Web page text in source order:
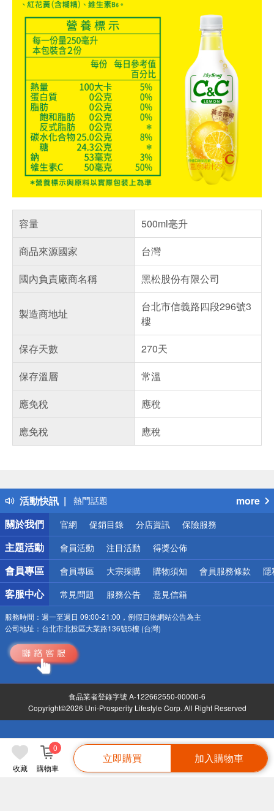
收藏 購物車
0
立即購買 加入購物車
容量
500ml毫升
商品來源國家
台灣
國內負責廠商名稱
黑松股份有限公司
製造商地址
台北市信義路四段296號3
樓
保存天數
270天
保存溫層
常溫
應免稅
應稅
應免稅
應稅
活動快訊
得獎公告
熱門話題
銀行優惠
偏遠地區配送
詐騙網頁！請小心！
more
關於我們
官網 促銷目錄 分店資訊 保險服務
主題活動 會員活動 注目活動 得獎公佈
會員專區 會員專區 大宗採購 購物須知 會員服務條款 隱
客服中心 常見問題 服務公告 意見信箱
服務時間： 週一至週日 09:00-21:00，例假日依網站公告為主
公司地址： 台北市北投區大業路136號5樓 (台灣)
食品業者登錄字號 A-122662550-00000-6
Copyright©2026 Uni-Prosperity Lifestyle Corp. All Right Reserved